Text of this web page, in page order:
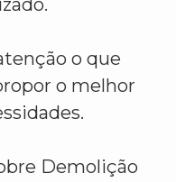
o que
o melhor
Demolição